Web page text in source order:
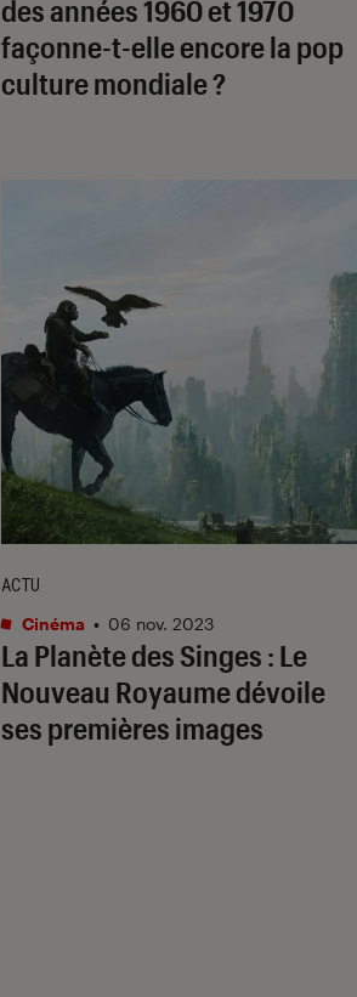
des années 1960 et 1970
façonne-t-elle encore la pop
culture mondiale ?
La Planète des Singes : Le
Nouveau Royaumedévoile
ses premières images
ACTU
Cinéma • 06 nov. 2023